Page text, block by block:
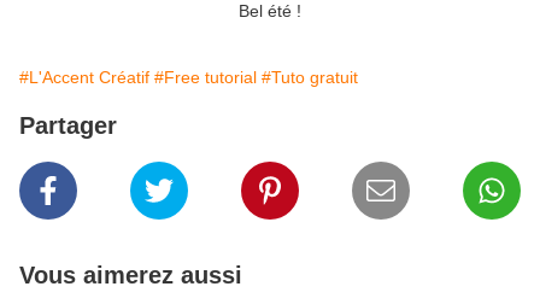
Bel été !
#L'Accent Créatif #Free tutorial #Tuto gratuit
Partager
Vous aimerez aussi